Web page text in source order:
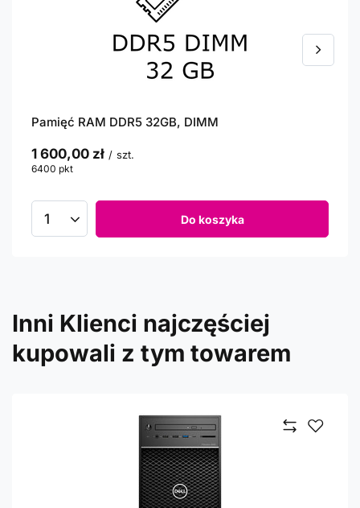
Pamięć RAM DDR5 32GB, DIMM
1 600,00 zł / szt.
6400 pkt
Do koszyka
Inni Klienci najczęściej
kupowali z tym towarem